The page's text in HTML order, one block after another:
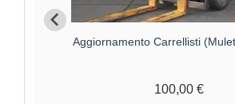
Aggiornamento Carrellisti
100,00 €